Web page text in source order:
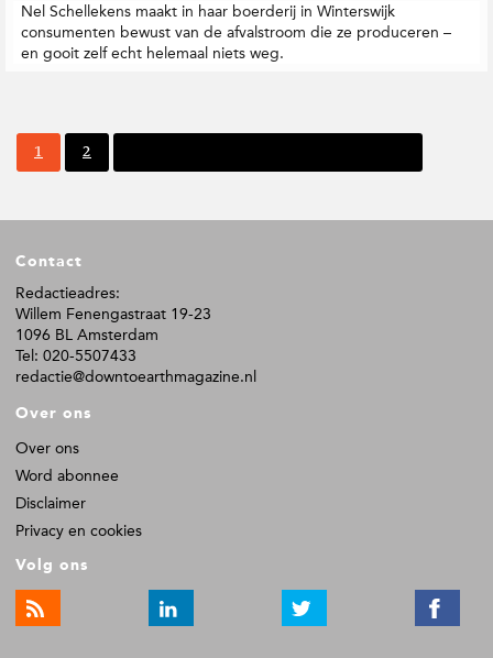
Nel Schellekens maakt in haar boerderij in Winterswijk
consumenten bewust van de afvalstroom die ze produceren –
en gooit zelf echt helemaal niets weg.
P
a
a
1
P
a
2
oContact
Redactieadres:
Willem Fenengastraat 19-23
1096 BL Amsterdam
Tel: 020-5507433
redactie@downtoearthmagazine.nl
Over ons
Over ons
Word abonnee
Disclaimer
Privacy en cookies
Volg ons